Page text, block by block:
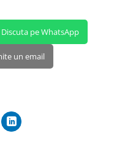
Discuta pe WhatsApp
un email